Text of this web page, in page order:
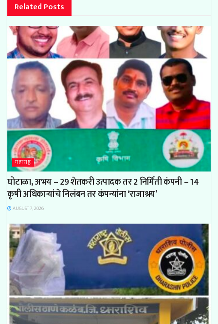
Related Posts
महाराष्ट्र
घोटाळा, अभय – 29 शेतकरी उत्पादक तर 2 निर्मिती कंपनी – 14
कृषी अधिकाऱ्यांचे निलंबन तर कंपन्यांना ‘राजाश्रय’
AUGUST 7, 2026